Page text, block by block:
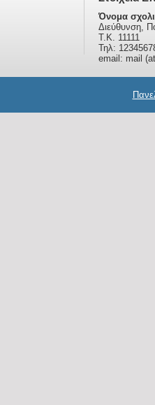
Όνομα
Διεύθυνση,
Τ.Κ. 11111
Τηλ:
email: mail